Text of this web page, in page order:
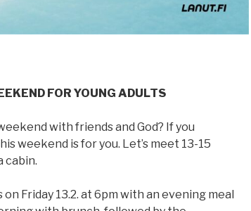
FOR YOUNG ADULTS
with friends and God? If you
weekend is for you. Let’s meet 13-15
cabin.
Friday 13.2. at 6pm with an evening meal